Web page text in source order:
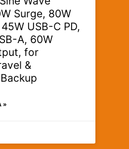
Surge, 80W
USB-C PD,
A, 60W
for
&
»